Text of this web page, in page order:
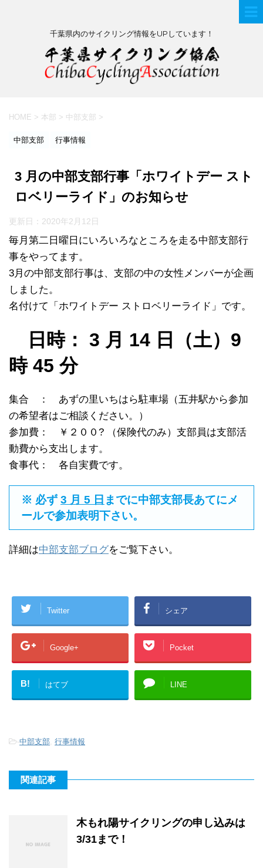
千葉県内のサイクリング情報をUPしています！
HOME > 本部 > 中部支部 >
中部支部 行事情報
3 月の中部支部行事「ホワイトデー スト
ロベリーライド」のお知らせ
更新日： 2020年2月12日
毎月第二日曜日にいろいろなところを走る中部支部行
事をやってます。
3月の中部支部行事は、支部の中の女性メンバーが企画
しました。
名付けて「ホワイトデー ストロベリーライド」です。
日時： 3 月 14 日（土）9
時 45 分
集合 ： あずの里いちはら駐車場（五井駅から参加
の希望者はご相談ください。）
参加費： ￥２００? （保険代のみ）支部員は支部活
動費から支出します。
食事代： 各自実費です。
※ 必ず 3 月 5 日 までに中部支部長あてにメ
ールで参加表明下さい。
詳細は中部支部ブログをご覧下さい。
Twitter シェア
Google+ Pocket
B! はてブ LINE
-中部支部, 行事情報
関連記事
木もれ陽サイクリングの申し込みは
3/31まで！